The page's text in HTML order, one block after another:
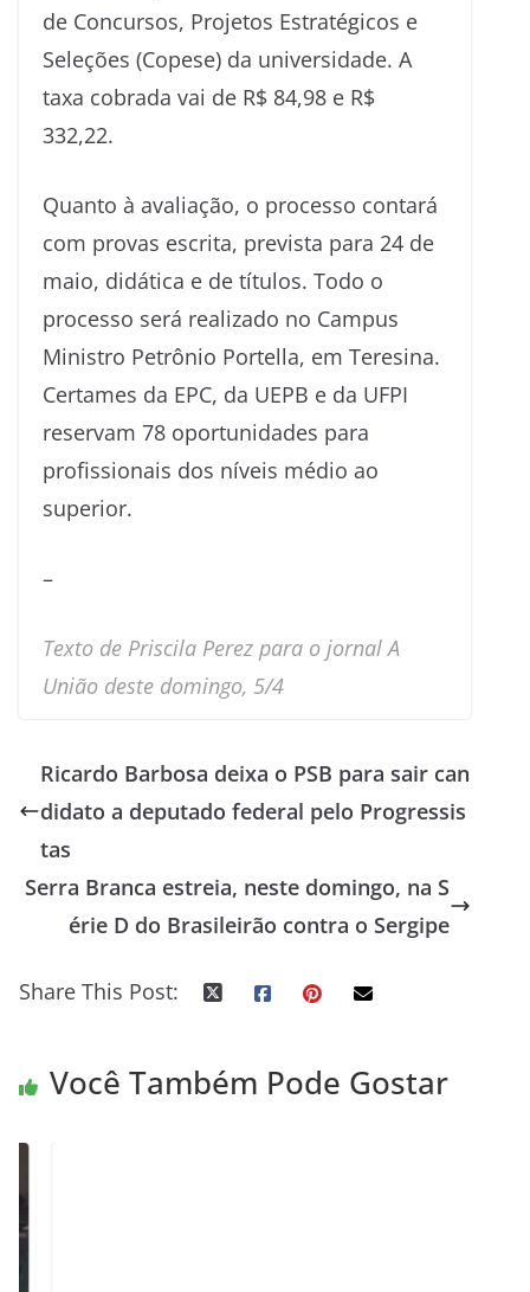
de Concursos, Projetos Estratégicos e
Seleções (Copese) da universidade. A
taxa cobrada vai de R$ 84,98 e R$
332,22.
Quanto à avaliação, o processo contará
com provas escrita, prevista para 24 de
maio, didática e de títulos. Todo o
processo será realizado no Campus
Ministro Petrônio Portella, em Teresina.
Certames da EPC, da UEPB e da UFPI
reservam 78 oportunidades para
profissionais dos níveis médio ao
superior.
–
Texto de Priscila Perez para o jornal A
União deste domingo, 5/4
Ricardo Barbosa deixa o PSB para sair can
didato a deputado federal pelo Progressis
tas
Serra Branca estreia, neste domingo, na S
érie D do Brasileirão contra o Sergipe
Share This Post:
Você Também Pode Gostar